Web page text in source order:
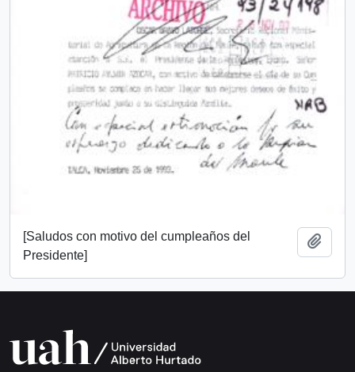
[Saludos con motivo del cumpleaños del
Presidente]